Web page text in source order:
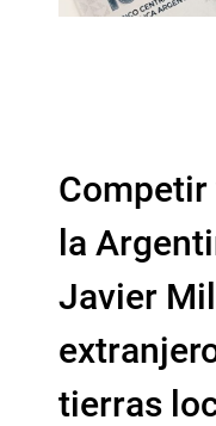
Competir
la
Javier
tierras